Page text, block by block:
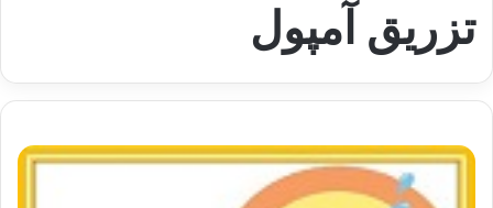
تزریق آمپول